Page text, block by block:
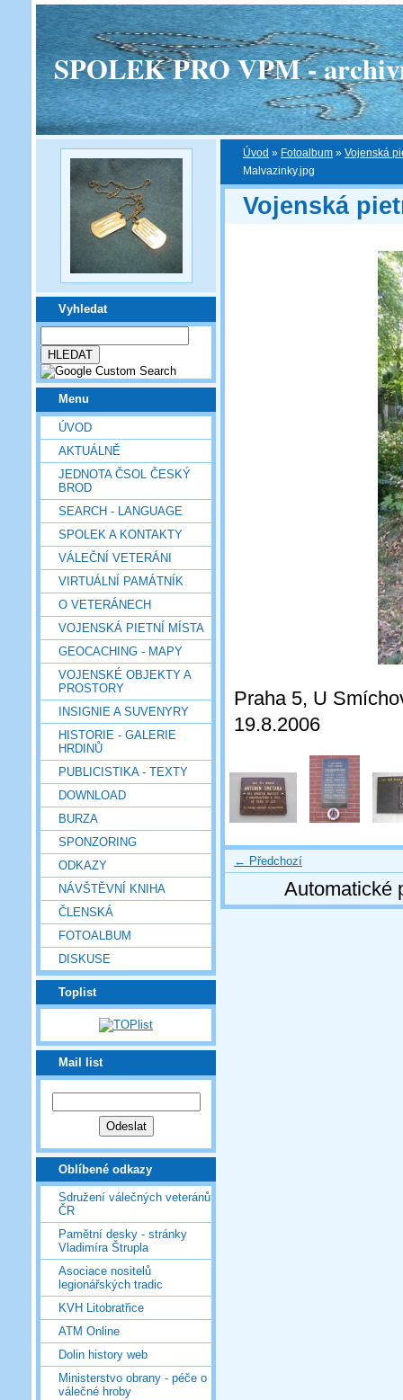
SPOLEK PRO VPM -
Vyhledat
Menu
ÚVOD
AKTUÁLNĚ
JEDNOTA ČSOL ČESKÝ
BROD
SEARCH - LANGUAGE
SPOLEK A KONTAKTY
VÁLEČNÍ VETERÁNI
VIRTUÁLNÍ PAMÁTNÍK
O VETERÁNECH
VOJENSKÁ PIETNÍ MÍSTA
GEOCACHING - MAPY
VOJENSKÉ OBJEKTY A
PROSTORY
INSIGNIE A SUVENYRY
HISTORIE - GALERIE
HRDINŮ
PUBLICISTIKA - TEXTY
DOWNLOAD
BURZA
SPONZORING
ODKAZY
NÁVŠTĚVNÍ KNIHA
ČLENSKÁ
FOTOALBUM
DISKUSE
Toplist
Mail list
Oblíbené odkazy
Sdružení válečných veteránů
ČR
Pamětní desky - stránky
Vladimíra Štrupla
Asociace nositelů
legionářských tradic
KVH Litobratřice
ATM Online
Dolin history web
Ministerstvo obrany - péče o
válečné hroby
Úvod » Fotoalbum » Vojenská
Malvazinky.jpg
Vojenská
Praha 5, U
19.8.2006
← Předchozí
Automatické